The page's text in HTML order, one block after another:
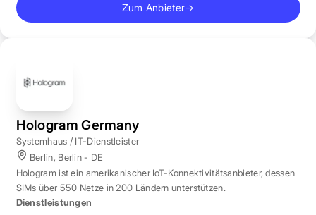
Zum Anbieter→
Hologram Germany
Systemhaus / IT-Dienstleister
Berlin, Berlin - DE
Hologram ist ein amerikanischer IoT-Konnektivitätsanbieter, dessen
SIMs über 550 Netze in 200 Ländern unterstützen.
Dienstleistungen